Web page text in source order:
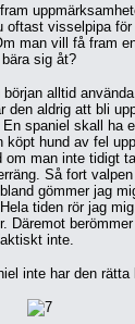
oftast visselpipa
man vill få fram
sig åt?
alltid
den aldrig att bli
spaniel skall ha
köpt hund av fel
man inte tidigt
Så fort
gömmer jag
tiden rör jag
Däremot
inte.
inte har den rätta